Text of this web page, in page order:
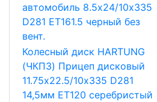
автомобиль 8.5х24/10х335
D281 ET161.5 черный без
вент.
Колесный диск HARTUNG
(ЧКПЗ) Прицеп дисковый
11.75х22.5/10х335 D281
14,5мм ET120 серебристый